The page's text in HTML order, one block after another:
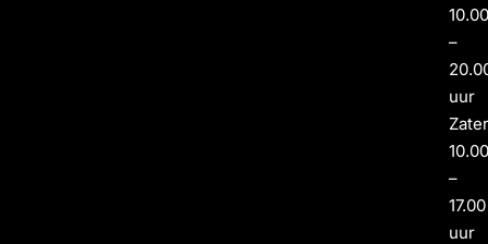
–
uur
–
17.00
uur